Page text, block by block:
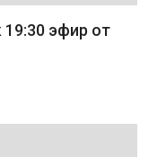
19:30 эфир от